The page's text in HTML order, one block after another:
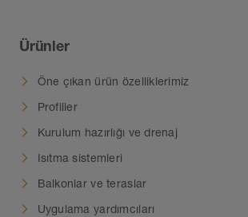
Ürünler
Öne çıkan ürün özelliklerimiz
Profiller
Kurulum hazırlığı ve drenaj
Isıtma sistemleri
Balkonlar ve teraslar
Uygulama yardımcıları